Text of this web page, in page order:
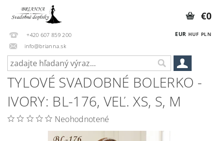
+420 607 859 200
info@brianna.sk
EUR HUF PLN
€0
TYLOVÉ SVADOBNÉ BOLERKO -
IVORY: BL-176, VEĽ. XS, S, M
Neohodnotené